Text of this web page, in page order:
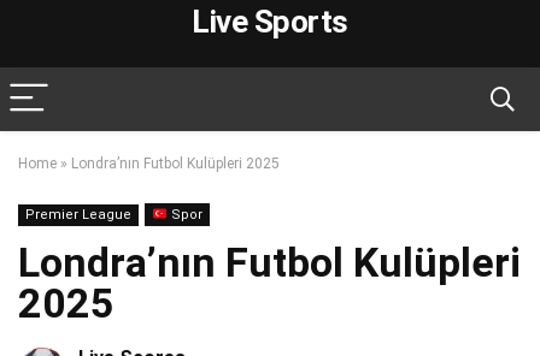
Live Sports
Home » Londra’nın Futbol Kulüpleri 2025
Premier League Spor
Londra’nın Futbol Kulüpleri
2025